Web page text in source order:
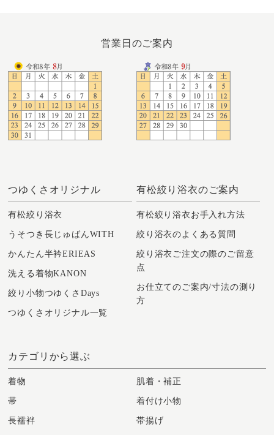
営業日のご案内
つゆくさオリジナル
有松絞り浴衣
うそつき長じゅばんWITH
かんたん半衿ERIEAS
洗える着物KANON
絞り小物つゆくさDays
つゆくさオリジナル一覧
有松絞り浴衣のご案内
有松絞り浴衣お手入れ方法
絞り浴衣のよくある質問
絞り浴衣ご注文の際のご留意
点
お仕立てのご案内/寸法の測り
方
カテゴリから選ぶ
着物
帯
長襦袢
肌着・補正
着付け小物
帯揚げ